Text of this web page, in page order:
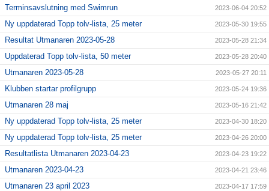
Terminsavslutning med Swimrun 2023-06-04 20:52
Ny uppdaterad Topp tolv-lista, 25 meter 2023-05-30 19:55
Resultat Utmanaren 2023-05-28 2023-05-28 21:34
Uppdaterad Topp tolv-lista, 50 meter 2023-05-28 20:40
Utmanaren 2023-05-28 2023-05-27 20:11
Klubben startar profilgrupp 2023-05-24 19:36
Utmanaren 28 maj 2023-05-16 21:42
Ny uppdaterad Topp tolv-lista, 25 meter 2023-04-30 18:20
Ny uppdaterad Topp tolv-lista, 25 meter 2023-04-26 20:00
Resultatlista Utmanaren 2023-04-23 2023-04-23 19:22
Utmanaren 2023-04-23 2023-04-21 23:46
Utmanaren 23 april 2023 2023-04-17 17:59